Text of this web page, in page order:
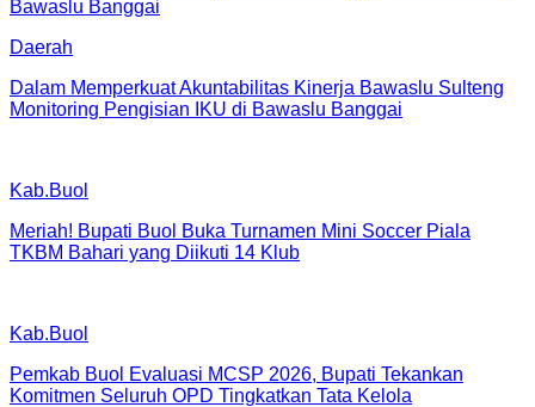
Daerah
Dalam Memperkuat Akuntabilitas Kinerja Bawaslu Sulteng
Monitoring Pengisian IKU di Bawaslu Banggai
Kab.Buol
Meriah! Bupati Buol Buka Turnamen Mini Soccer Piala
TKBM Bahari yang Diikuti 14 Klub
Kab.Buol
Pemkab Buol Evaluasi MCSP 2026, Bupati Tekankan
Komitmen Seluruh OPD Tingkatkan Tata Kelola